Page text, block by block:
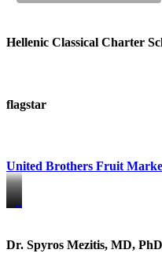
Hellenic Classical Charter
flagstar
United Brothers Fruit
https://
https://
Dr. Spyros Mezitis, MD,